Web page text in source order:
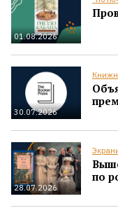
01.08.2026
30.07.2026
28.07.2026
по